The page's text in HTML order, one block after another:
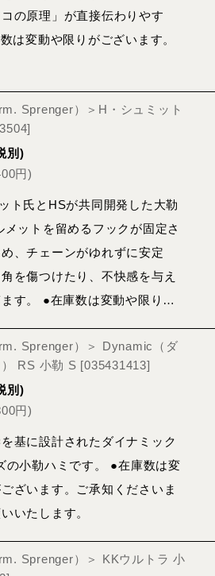
の原理」が直接伝わりやす
は変動や限りがございます。
Sprenger）＞H・シュミット
]
別)
円)
ト氏とHSが共同開発した大勒
メットを留めるフックが固定さ
、チェーンがゆれずに安定
を傷つけたり、不快感を与え
ます。 ●在庫数は変動や限り…
Sprenger）＞ Dynamic（ダ
RS 小勒 S [035431413]
別)
円)
基に設計されたダイナミック
の小勒ハミです。 ●在庫数は変
ざいます。ご承知くださいま
いたします。
Sprenger）＞ KKウルトラ 小